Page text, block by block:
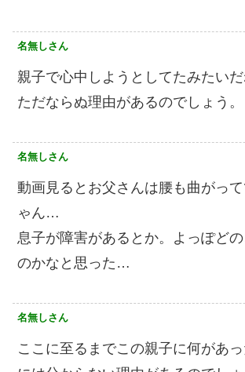
名無しさん
親子で心中しようとしてたみたいだ
ただならぬ理由があるのでしょう。
名無しさん
動画見るとお父さんは腰も曲がっ
ゃん…
息子が障害があるとか。よっぽど
のかなと思った…
名無しさん
ここに至るまでこの親子に何があ